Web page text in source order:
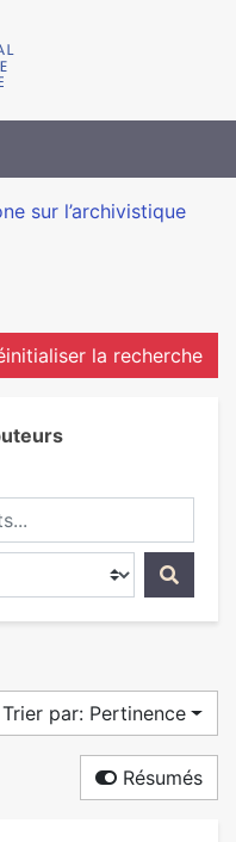
sur l’archivistique
la recherche
Trier par: Pertinence
Résumés